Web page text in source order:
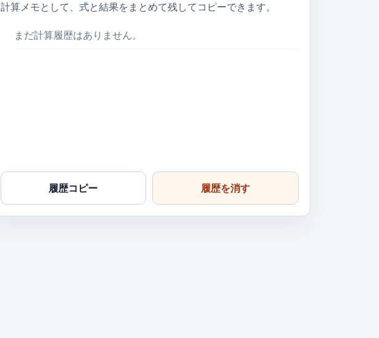
計算メモとして、式と結果をまとめて残してコピーできます。
まだ計算履歴はありません。
履歴コピー 履歴を消す